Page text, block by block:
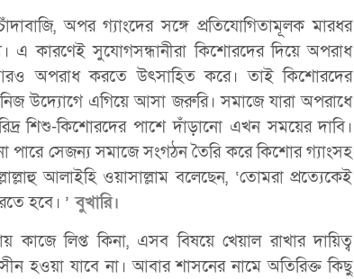
অপর গ্যাংদের সঙ্গে প্রতিযোগিতামূলক মারধর
কারণেই সুযোগসন্ধানীরা কিশোরদের দিয়ে অপরাধ
অপরাধ করতে উৎসাহিত করে। তাই কিশোরদের
উদ্যোগে এগিয়ে আসা জরুরি। সমাজে যারা অপরাধে
শিশু-কিশোরদের পাশে দাঁড়ানো এখন সময়ের দাবি।
সেজন্য সমাজে সংগঠন তৈরি করে কিশোর গ্যাংসহ
আলাইহি ওয়াসাল্লাম বলেছেন, ‘তোমরা প্রত্যেকেই
হবে। ’ বুখারি।
লিপ্ত কিনা, এসব বিষয়ে খেয়াল রাখার দায়িত্ব
হওয়া যাবে না। আবার শাসনের নামে অতিরিক্ত কিছু